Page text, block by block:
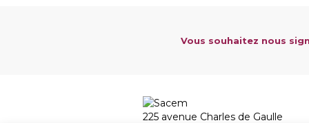
Vous souhaitez nous
225 avenue Charles de Gaulle